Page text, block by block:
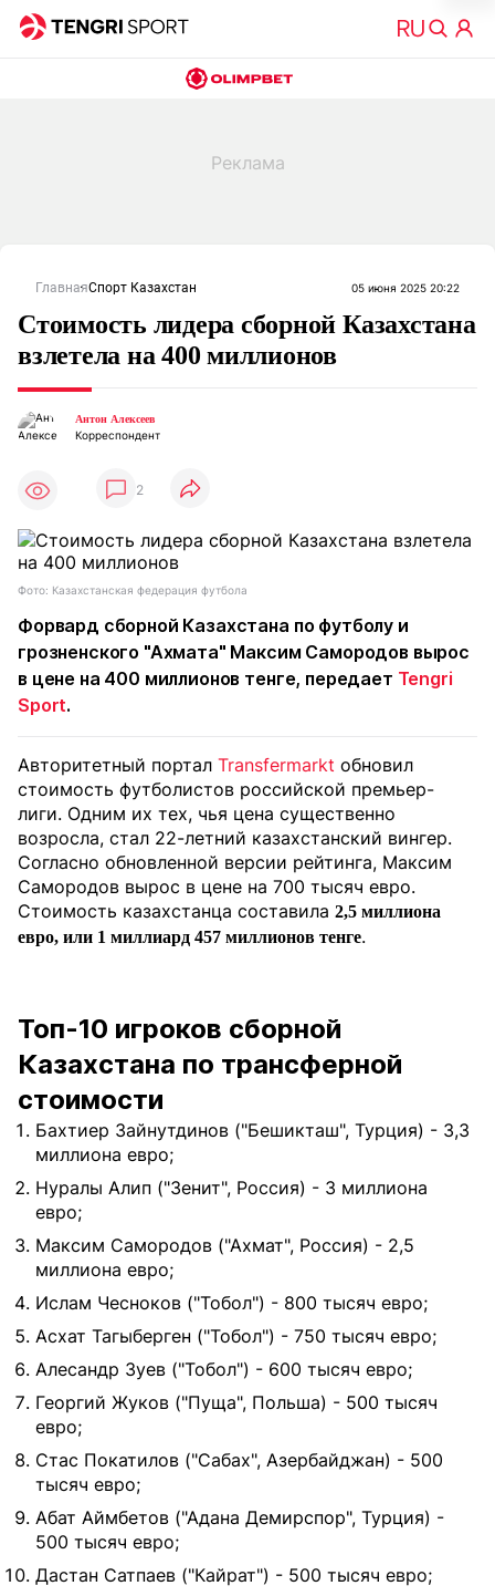
ГлавнаяСпорт Казахстан 05 июня 2025 20:22
Стоимость лидера сборной Казахстана
взлетела на 400 миллионов
Антон Алексеев
Корреспондент
2
Фото: Казахстанская федерация футбола
Форвард сборной Казахстана по футболу и
грозненского "Ахмата" Максим Самородов вырос
в цене на 400 миллионов тенге, передает Tengri
Sport.
Авторитетный портал Transfermarkt обновил
стоимость футболистов российской премьер-
лиги. Одним их тех, чья цена существенно
возросла, стал 22-летний казахстанский вингер.
Согласно обновленной версии рейтинга, Максим
Самородов вырос в цене на 700 тысяч евро.
Стоимость казахстанца составила 2,5 миллиона
евро, или 1 миллиард 457 миллионов тенге.
Топ-10 игроков сборной
Казахстана по трансферной
стоимости
Бахтиер Зайнутдинов ("Бешикташ", Турция) - 3,3
миллиона евро;
Нуралы Алип ("Зенит", Россия) - 3 миллиона
евро;
Максим Самородов ("Ахмат", Россия) - 2,5
миллиона евро;
Ислам Чесноков ("Тобол") - 800 тысяч евро;
Асхат Тагыберген ("Тобол") - 750 тысяч евро;
Алесандр Зуев ("Тобол") - 600 тысяч евро;
Георгий Жуков ("Пуща", Польша) - 500 тысяч
евро;
Стас Покатилов ("Сабах", Азербайджан) - 500
тысяч евро;
Абат Аймбетов ("Адана Демирспор", Турция) -
500 тысяч евро;
Дастан Сатпаев ("Кайрат") - 500 тысяч евро;